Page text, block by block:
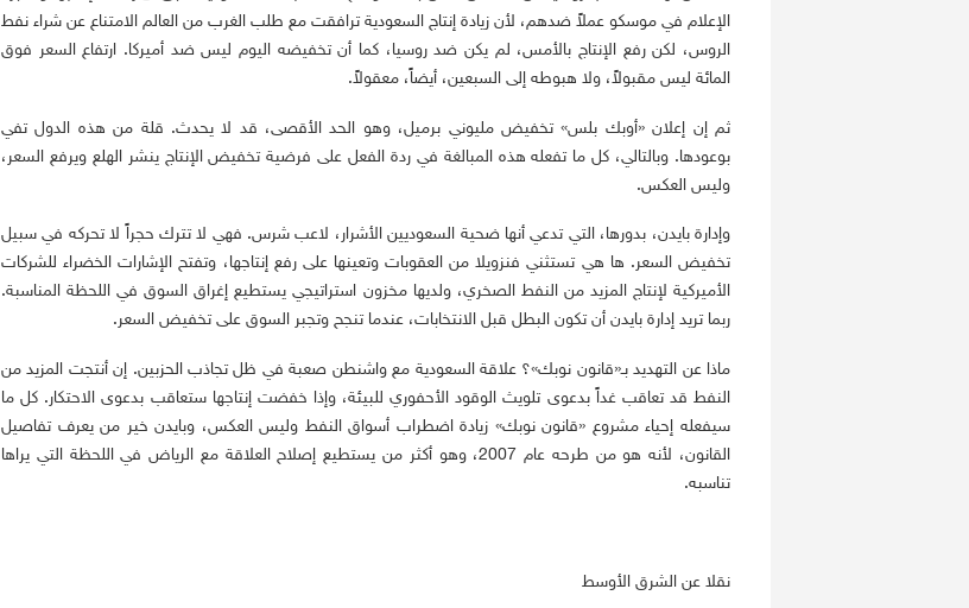
الإعلام في موسكو عملاً ضدهم، لأن زيادة إنتاج السعودية ترافقت مع طلب الغرب من العالم الامتناع عن شراء نفط
الروس، لكن رفع الإنتاج بالأمس، لم يكن ضد روسيا، كما أن تخفيضه اليوم ليس ضد أميركا. ارتفاع السعر فوق
المائة ليس مقبولاً، ولا هبوطه إلى السبعين، أيضاً، معقولاً.
ثم إن إعلان «أوبك بلس» تخفيض مليوني برميل، وهو الحد الأقصى، قد لا يحدث. قلة من هذه الدول تفي
بوعودها. وبالتالي، كل ما تفعله هذه المبالغة في ردة الفعل على فرضية تخفيض الإنتاج ينشر الهلع ويرفع السعر،
وليس العكس.
وإدارة بايدن، بدورها، التي تدعي أنها ضحية السعوديين الأشرار، لاعب شرس. فهي لا تترك حجراً لا تحركه في سبيل
تخفيض السعر. ها هي تستثني فنزويلا من العقوبات وتعينها على رفع إنتاجها، وتفتح الإشارات الخضراء للشركات
الأميركية لإنتاج المزيد من النفط الصخري، ولديها مخزون استراتيجي يستطيع إغراق السوق في اللحظة المناسبة.
ربما تريد إدارة بايدن أن تكون البطل قبل الانتخابات، عندما تنجح وتجبر السوق على تخفيض السعر.
ماذا عن التهديد بـ«قانون نوبك»؟ علاقة السعودية مع واشنطن صعبة في ظل تجاذب الحزبين. إن أنتجت المزيد من
النفط قد تعاقب غداً بدعوى تلويث الوقود الأحفوري للبيئة، وإذا خفضت إنتاجها ستعاقب بدعوى الاحتكار. كل ما
سيفعله إحياء مشروع «قانون نوبك» زيادة اضطراب أسواق النفط وليس العكس، وبايدن خير من يعرف تفاصيل
القانون، لأنه هو من طرحه عام 2007، وهو أكثر من يستطيع إصلاح العلاقة مع الرياض في اللحظة التي يراها
تناسبه.
نقلا عن الشرق الأوسط